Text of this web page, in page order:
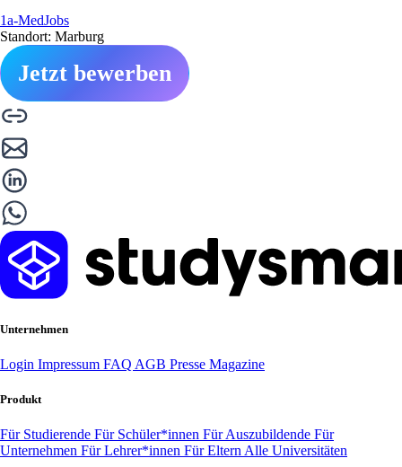
1a-MedJobs
Standort: Marburg
Jetzt bewerben
Unternehmen
Login Impressum FAQ AGB Presse Magazine
Produkt
Für Studierende Für Schüler*innen Für Auszubildende Für
Unternehmen Für Lehrer*innen Für Eltern Alle Universitäten